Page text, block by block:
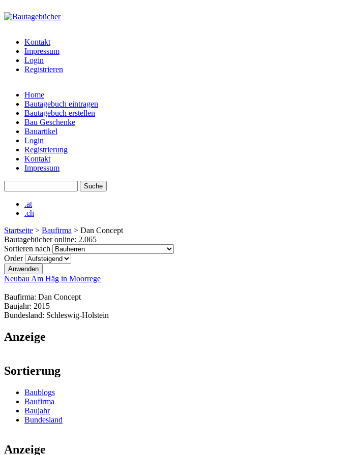
bautagebuch-
liste.de
Kontakt
Impressum
Login
Registrieren
Hauptmenü
Home
Bautagebuch eintragen
Bautagebuch erstellen
Bau Geschenke
Bauartikel
Login
Registrierung
Kontakt
Impressum
.at
.ch
Startseite > Baufirma > Dan Concept
Bautagebücher online: 2.065
Sortieren nach
Order
Neubau Am Häg in Moorrege
Baufirma: Dan Concept
Baujahr: 2015
Bundesland: Schleswig-Holstein
Anzeige
Sortierung
Baublogs
Baufirma
Baujahr
Bundesland
Anzeige